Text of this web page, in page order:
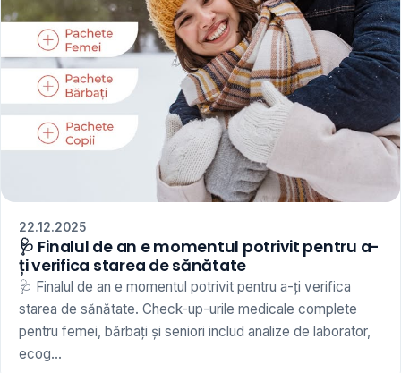
22.12.2025
🩺 Finalul de an e momentul potrivit pentru a-
ți verifica starea de sănătate
🩺 Finalul de an e momentul potrivit pentru a-ți verifica
starea de sănătate. Check-up-urile medicale complete
pentru femei, bărbați și seniori includ analize de laborator,
ecog...